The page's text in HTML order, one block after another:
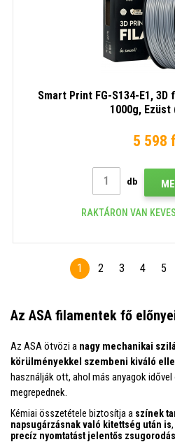
Smart Print FG-S134-E1, 3D
1000g, Ezüst
5 598
db
RAKTÁRON VAN
1 2 3 4 5
Az ASA filamentek fő
Az ASA ötvözi a nagy mechanikai
körülményekkel szembeni kiváló
használják ott, ahol más anyagok
megrepednek.
Kémiai összetétele biztosítja a színek
napsugárzásnak való kitettség után is
precíz nyomtatást jelentős